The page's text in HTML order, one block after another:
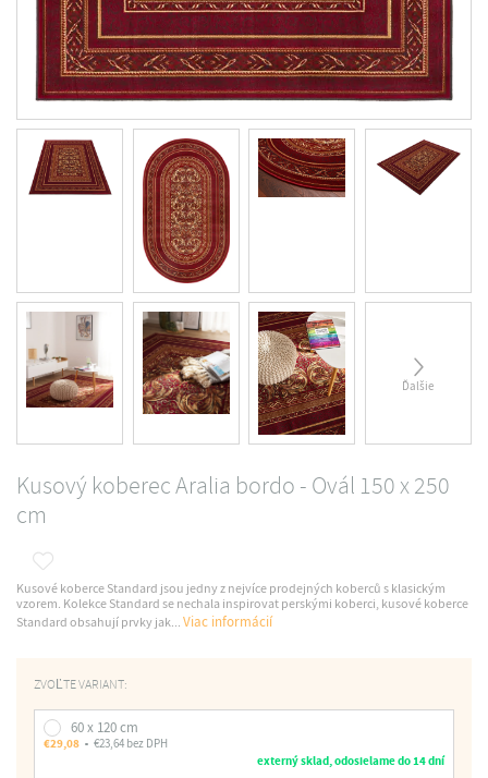
Ďalšie
Kusový koberec Aralia bordo - Ovál 150 x 250
cm
Kusové koberce Standard jsou jedny z nejvíce prodejných koberců s klasickým
vzorem. Kolekce Standard se nechala inspirovat perskými koberci, kusové koberce
Standard obsahují prvky jak...Viac informácií
ZVOĽTE VARIANT:
60 x 120 cm
€29,08
€23,64 bez DPH
externý sklad, odosielame do 14 dní